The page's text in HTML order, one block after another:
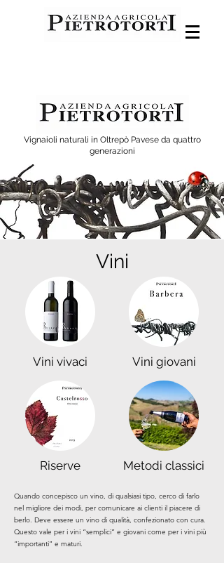
Vignaioli naturali in Oltrepò Pavese da quattro
generazioni
Vini
Vini vivaci Vini giovani
Riserve Metodi classici
Quando concepisco un vino, di qualsiasi tipo, cerco di farlo
nel migliore dei modi, per comunicare ai clienti il piacere di
berlo. Deve essere un vino di qualità, confezionato con cura.
Questo vale per i vini “semplici” e giovani come per i vini più
“importanti” e maturi.